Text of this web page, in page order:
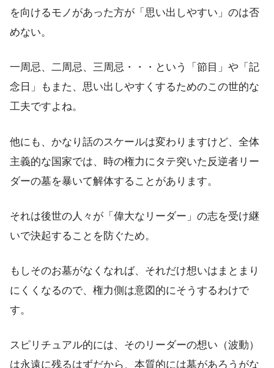
を向けるモノがあった方が「思い出しやすい」のは否
めない。
一周忌、二周忌、三周忌・・・という「節目」や「記
念日」もまた、思い出しやすくするためのこの世的な
工夫ですよね。
他にも、かなり話のスケールは変わりますけど、全体
主義的な国家では、時の権力にタテ突いた反逆者リー
ダーの墓を暴いて解体することがあります。
それは後世の人々が「偉大なリーダー」の志を受け継
いで決起することを防ぐため。
もしそのお墓がなくなれば、それだけ想いはまとまり
にくくなるので、権力側は意図的にそうするわけで
す。
スピリチュアル的には、そのリーダーの想い（波動）
は永遠に残るはずだから、本質的には墓があろうがな